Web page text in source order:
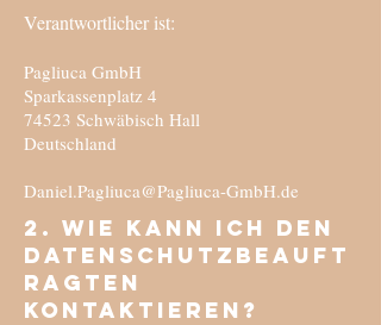
Verantwortlicher ist:
Pagliuca GmbH
Sparkassenplatz 4
74523 Schwäbisch Hall
Deutschland
Daniel.Pagliuca@Pagliuca-GmbH.de
2. Wie kann ich den
Datenschutzbeauft
ragten
kontaktieren?